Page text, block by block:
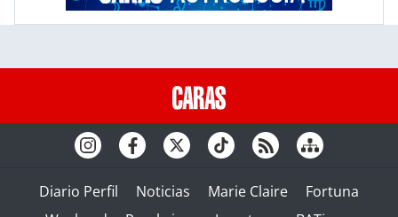
Diario Perfil Noticias Marie Claire
Fortuna